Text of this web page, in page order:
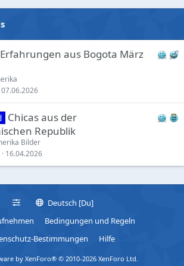
Erfahrungen aus Bogota März
07.06.2026
Chicas aus der
Republik
Bilder
16.04.2026
Deutsch [Du]
Bedingungen und Regeln
Bestimmungen
Hilfe
by XenForo® © 2010-2026 XenForo Ltd.